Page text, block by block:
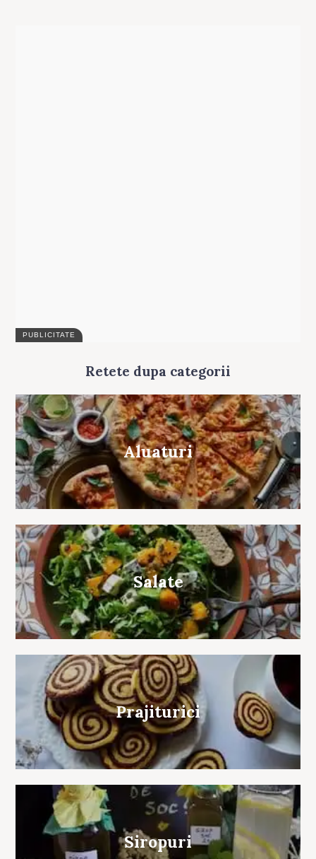
Retete dupa categorii
Aluaturi
Salate
Prajiturici
Siropuri